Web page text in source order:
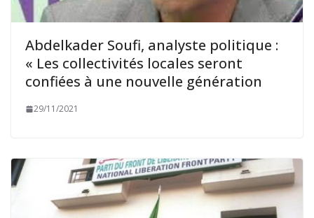
Abdelkader Soufi, analyste politique :
« Les collectivités locales seront
confiées à une nouvelle génération
29/11/2021